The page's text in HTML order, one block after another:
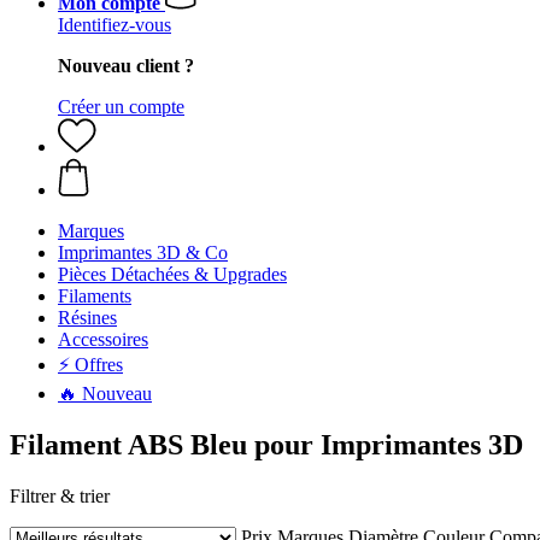
Identifiez-vous
Nouveau client ?
Créer un compte
Marques
Imprimantes 3D & Co
Pièces Détachées & Upgrades
Filaments
Résines
Accessoires
⚡ Offres
🔥 Nouveau
Filament ABS Bleu pour Imprimantes 3D
Filtrer & trier